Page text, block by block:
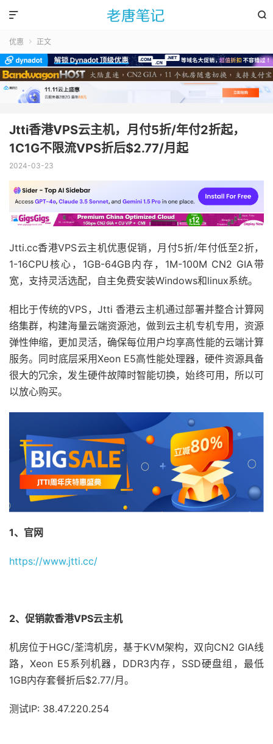


优惠  正文
Jtti香港VPS云主机，月付5折/年付2折起，
1C1G不限流VPS折后$2.77/月起
2024-03-23
Jtti.cc香港VPS云主机优惠促销，月付5折/年付低至2折，
1-16CPU核心，1GB-64GB内存，1M-100M CN2 GIA带
宽，支持灵活选配，自主免费安装Windows和linux系统。
相比于传统的VPS，Jtti 香港云主机通过部署并整合计算网
络集群，构建海量云端资源池，做到云主机专机专用，资源
弹性伸缩，更加灵活，确保每位用户均享高性能的云端计算
服务。同时底层采用Xeon E5高性能处理器，硬件资源具备
很大的冗余，发生硬件故障时智能切换，始终可用，所以可
以放心购买。
1、官网
https://www.jtti.cc/
2、促销款香港VPS云主机
机房位于HGC/荃湾机房，基于KVM架构，双向CN2 GIA线
路，Xeon E5系列机器，DDR3内存，SSD硬盘组，最低
1GB内存套餐折后$2.77/月。
测试IP: 38.47.220.254